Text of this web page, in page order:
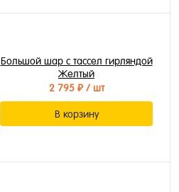
Большой шар с тассел гирляндой
Желтый
2 795 ₽/ шт
В корзину